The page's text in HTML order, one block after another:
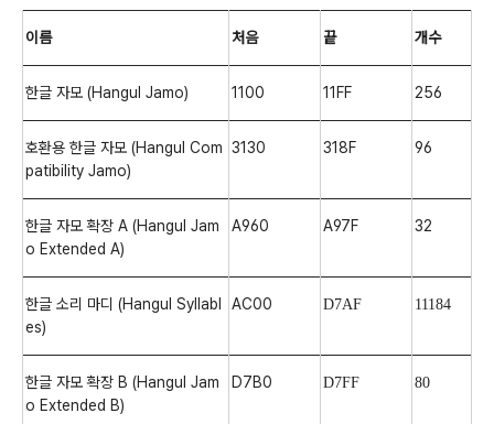
이름 처음 끝 개수
한글 자모 (Hangul Jamo) 1100 11FF 256
호환용 한글 자모 (Hangul Com
patibility Jamo)
3130 318F 96
한글 자모 확장 A (Hangul Jam
o Extended A)
A960 A97F 32
한글 소리 마디 (Hangul Syllabl
es)
AC00 D7AF 11184
한글 자모 확장 B (Hangul Jam
o Extended B)
D7B0 D7FF 80